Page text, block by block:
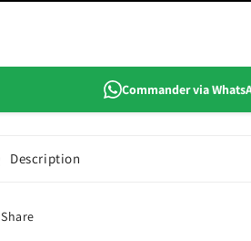
kg) Commander via
Description
Share